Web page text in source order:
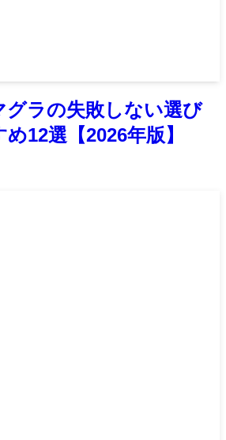
グラの失敗しない選び
12選【2026年版】